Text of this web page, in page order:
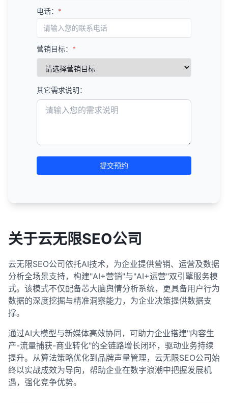
电话： *
营销目标： *
其它需求说明：
提交预约
关于云无限SEO公司
云无限SEO公司依托AI技术，为企业提供营销、运营及数据
分析全场景支持，构建"AI+营销"与"AI+运营"双引擎服务模
式。该模式不仅配备芯大脑舆情分析系统，更具备用户行为
数据的深度挖掘与精准洞察能力，为企业决策提供数据支
撑。
通过AI大模型与新媒体高效协同，可助力企业搭建"内容生
产-流量捕获-商业转化"的全链路增长闭环，驱动业务持续
提升。从算法策略优化到品牌声量管理，云无限SEO公司始
终以实战成效为导向，帮助企业在数字浪潮中把握发展机
遇，强化竞争优势。